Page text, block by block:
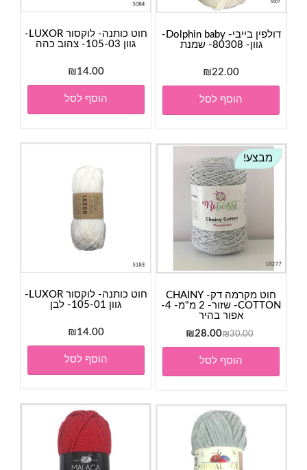
חוט כותנה- לוקסור LUXOR-
גוון 105-03- צהוב כהה
₪14.00
הוסף לסל
דולפין בייבי- Dolphin baby-
גוון- 80308- שמנת
₪22.00
הוסף לסל
חוט כותנה- לוקסור LUXOR-
גוון 105-01- לבן
₪14.00
הוסף לסל
מבצע!
חוט מקרמה דק- CHAINY
COTTON- שזור- 2 מ"מ- 4-
אפור בהיר
₪30.00
המחיר
המקורי
היה:
₪30.00.
₪28.00
המחיר
הנוכחי
₪28.00.
הוסף לסל